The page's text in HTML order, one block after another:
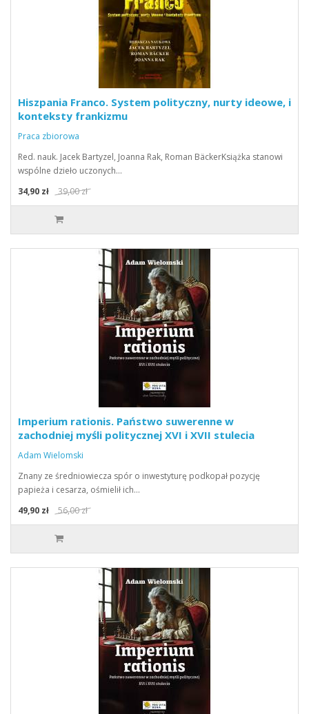
Hiszpania Franco. System polityczny, nurty ideowe, i
konteksty frankizmu
Praca zbiorowa
Red. nauk. Jacek Bartyzel, Joanna Rak, Roman BäckerKsiążka stanowi
wspólne dzieło uczonych…
34,90 zł
39,00 zł
Imperium rationis. Państwo suwerenne w
zachodniej myśli politycznej XVI i XVII stulecia
Adam Wielomski
Znany ze średniowiecza spór o inwestyturę podkopał pozycję
papieża i cesarza, ośmielił ich…
49,90 zł
56,00 zł